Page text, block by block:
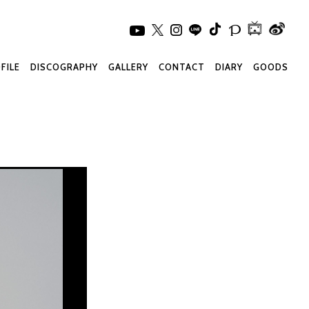
GOODS
DIARY
CONTACT
GALLERY
DISCOGRAPHY